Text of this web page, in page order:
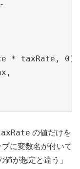
* taxRate, 0),
の値だけを
に変数名が付いて
値が想定と違う」